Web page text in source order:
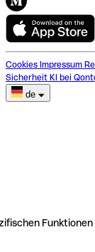
Cookies Impressum
Sicherheit KI bei
de
Funktionen